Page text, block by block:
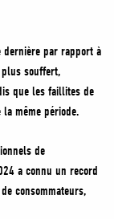
dernière par rapport à
souffert,
que les faillites de
même période.
de
a connu un record
consommateurs,